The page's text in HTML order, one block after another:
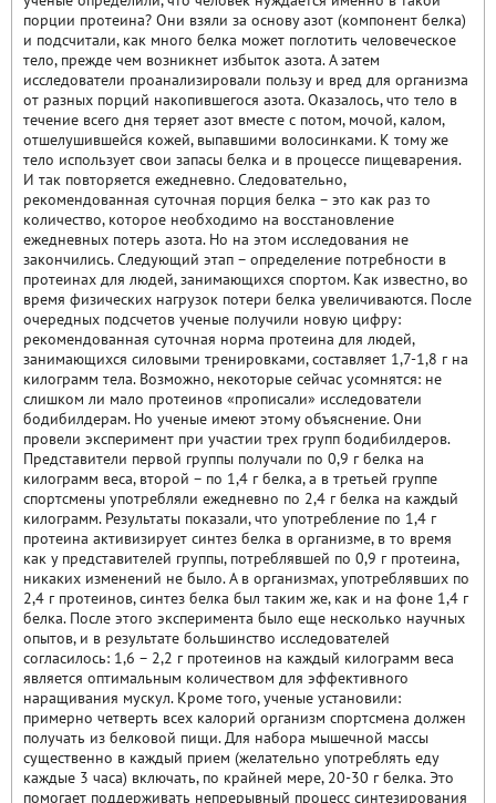
порции протеина? Они взяли за основу азот (компонент белка)
и подсчитали, как много белка может поглотить человеческое
тело, прежде чем возникнет избыток азота. А затем
исследователи проанализировали пользу и вред для организма
от разных порций накопившегося азота. Оказалось, что тело в
течение всего дня теряет азот вместе с потом, мочой, калом,
отшелушившейся кожей, выпавшими волосинками. К тому же
тело использует свои запасы белка и в процессе пищеварения.
И так повторяется ежедневно. Следовательно,
рекомендованная суточная порция белка – это как раз то
количество, которое необходимо на восстановление
ежедневных потерь азота. Но на этом исследования не
закончились. Следующий этап – определение потребности в
протеинах для людей, занимающихся спортом. Как известно, во
время физических нагрузок потери белка увеличиваются. После
очередных подсчетов ученые получили новую цифру:
рекомендованная суточная норма протеина для людей,
занимающихся силовыми тренировками, составляет 1,7-1,8 г на
килограмм тела. Возможно, некоторые сейчас усомнятся: не
слишком ли мало протеинов «прописали» исследователи
бодибилдерам. Но ученые имеют этому объяснение. Они
провели эксперимент при участии трех групп бодибилдеров.
Представители первой группы получали по 0,9 г белка на
килограмм веса, второй – по 1,4 г белка, а в третьей группе
спортсмены употребляли ежедневно по 2,4 г белка на каждый
килограмм. Результаты показали, что употребление по 1,4 г
протеина активизирует синтез белка в организме, в то время
как у представителей группы, потреблявшей по 0,9 г протеина,
никаких изменений не было. А в организмах, употреблявших по
2,4 г протеинов, синтез белка был таким же, как и на фоне 1,4 г
белка. После этого эксперимента было еще несколько научных
опытов, и в результате большинство исследователей
согласилось: 1,6 – 2,2 г протеинов на каждый килограмм веса
является оптимальным количеством для эффективного
наращивания мускул. Кроме того, ученые установили:
примерно четверть всех калорий организм спортсмена должен
получать из белковой пищи. Для набора мышечной массы
существенно в каждый прием (желательно употреблять еду
каждые 3 часа) включать, по крайней мере, 20-30 г белка. Это
помогает поддерживать непрерывный процесс синтезирования